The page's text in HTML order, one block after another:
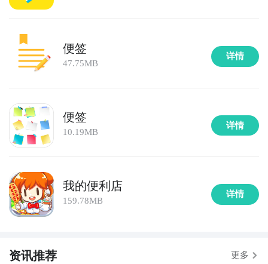
便签
47.75MB
详情
便签
10.19MB
详情
我的便利店
159.78MB
详情
资讯推荐 更多